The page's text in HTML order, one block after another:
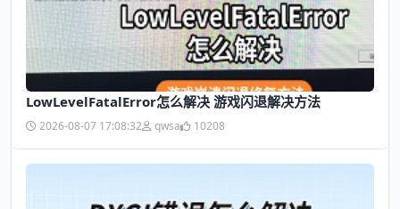
LowLevelFatalError怎么解决 游戏闪退解决方法
2026-08-07 17:08:32 qwsa 10208